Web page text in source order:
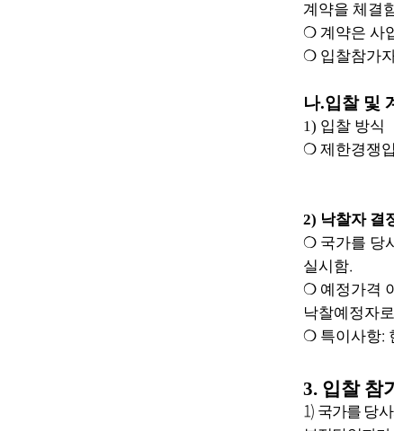
계약을 체결
❍ 계약은 사
❍ 입찰참가
나.입찰 및
1) 입찰 방식
❍ 제한경쟁
2) 낙찰자 결
❍ 국가를 당
실시함.
❍ 예정가격
낙찰예정자
❍ 특이사항:
3. 입찰 참
1) 국가를 당